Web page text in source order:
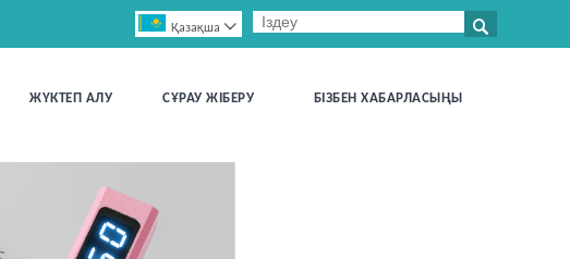

Қазақша 
ЖҮКТЕП АЛУ СҰРАУ ЖІБЕРУ БІЗБЕН ХАБАРЛАСЫҢЫ